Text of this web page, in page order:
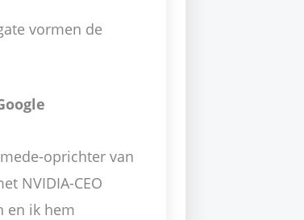
vormen de
oprichter van
NVIDIA-CEO
en ik hem